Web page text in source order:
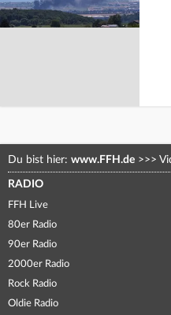
Du bist hier: www.FFH.de >>>
RADIO
FFH Live
80er Radio
90er Radio
2000er Radio
Rock Radio
Oldie Radio